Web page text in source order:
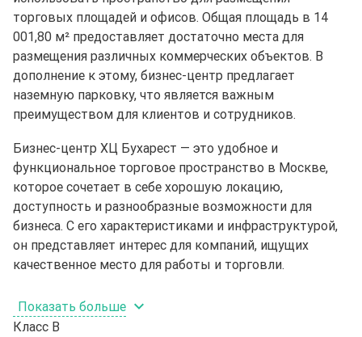
торговых площадей и офисов. Общая площадь в 14
001,80 м² предоставляет достаточно места для
размещения различных коммерческих объектов. В
дополнение к этому, бизнес-центр предлагает
наземную парковку, что является важным
преимуществом для клиентов и сотрудников.
Бизнес-центр ХЦ Бухарест — это удобное и
функциональное торговое пространство в Москве,
которое сочетает в себе хорошую локацию,
доступность и разнообразные возможности для
бизнеса. С его характеристиками и инфраструктурой,
он представляет интерес для компаний, ищущих
качественное место для работы и торговли.
Показать больше
Класс B